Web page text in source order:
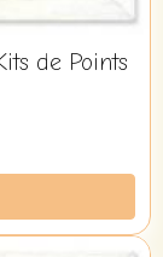
de Points